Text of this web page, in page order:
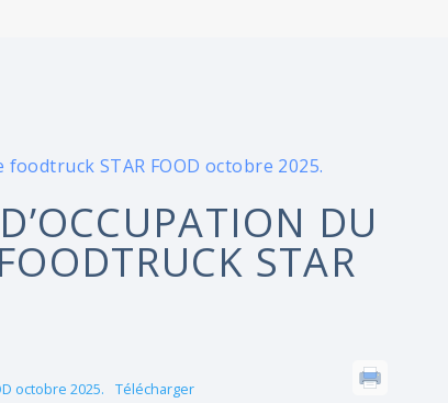
STAR FOOD octobre 2025.
DU
STAR
octobre 2025. Télécharger